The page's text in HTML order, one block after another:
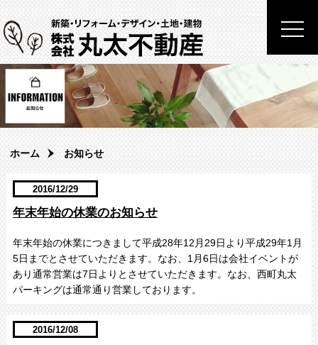
ホーム お知らせ
2016/12/29
年末年始の休業のお知らせ
年末年始の休業につきまして平成28年12月29日より平成29年1月
5日までとさせていただきます。なお、1月6日は会社イベントが
あり通常営業は7日よりとさせていただきます。なお、西町丸太
パーキングは通常通り営業しております。
2016/12/08